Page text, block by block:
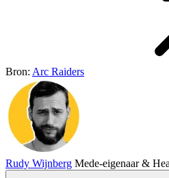
Bron: Arc Raiders
Rudy Wijnberg Mede-eigenaar &